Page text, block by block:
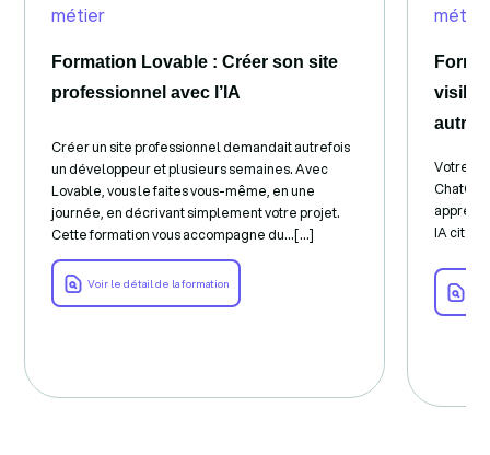
métier
Formation Lovable : Créer son site
professionnel avec l’IA
Créer un site professionnel demandait autrefois
un développeur et plusieurs semaines. Avec
Lovable, vous le faites vous-même, en une
journée, en décrivant simplement votre projet.
Cette formation vous accompagne du...[...]
Voir le détail de la formation
métier
visible
autres
Votre
IA cite